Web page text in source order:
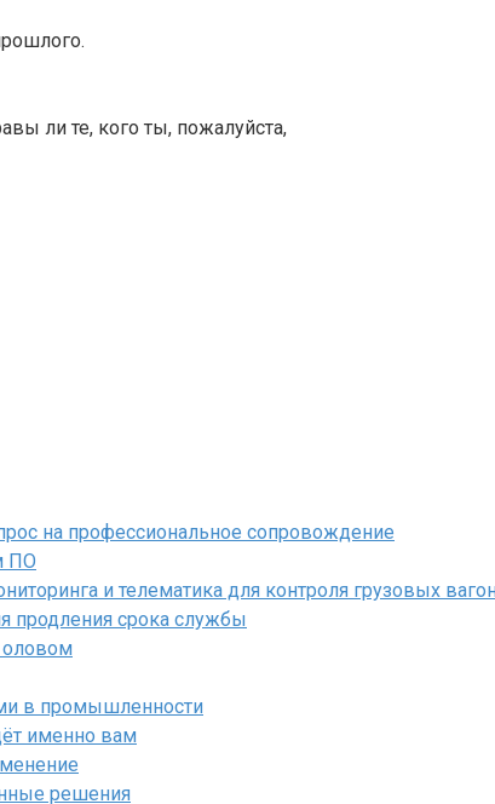
ли те, кого ты, пожалуйста,
на профессиональное сопровождение
ПО
и телематика для контроля грузовых
продления срока службы
в промышленности
именно вам
решения